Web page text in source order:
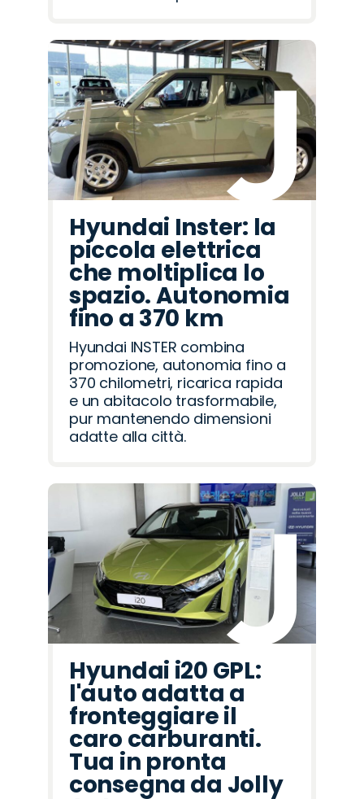
Hyundai Inster: la
piccola elettrica
che moltiplica lo
spazio. Autonomia
fino a 370 km
Hyundai INSTER combina
promozione, autonomia fino a
370 chilometri, ricarica rapida
e un abitacolo trasformabile,
pur mantenendo dimensioni
adatte alla città.
Hyundai i20 GPL:
l'auto adatta a
fronteggiare il
caro carburanti.
Tua in pronta
consegna da Jolly